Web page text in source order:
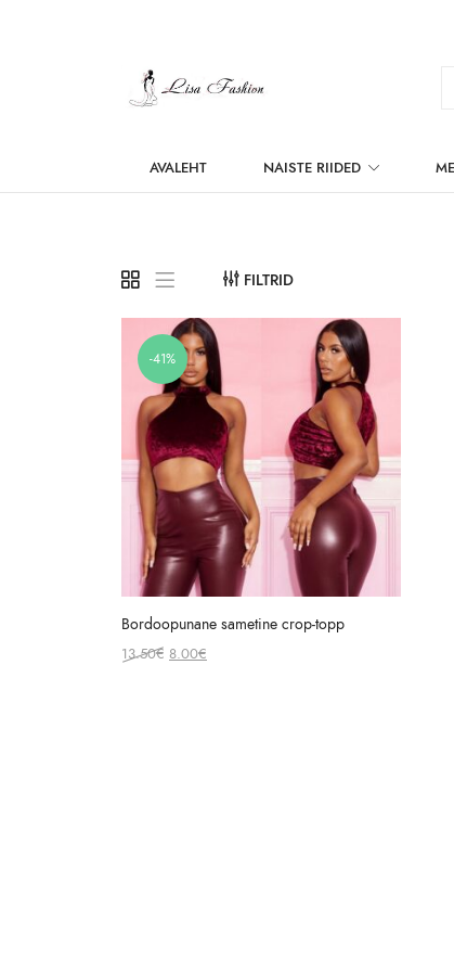
AVALEHT NAISTE RIIDED
FILTRID
-41%
Bordoopunane sametine crop-topp
13.50€ Original
8.00€